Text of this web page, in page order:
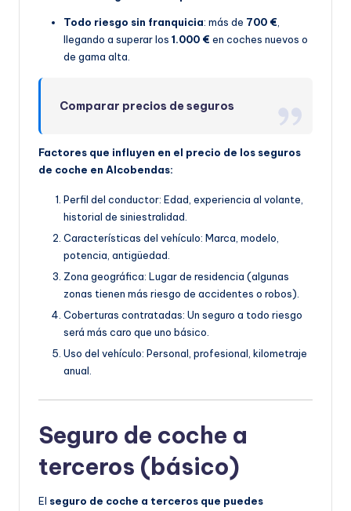
Todo riesgo sin franquicia: más de 700 €
llegando a superar los 1.000 € en coches nuevos o
de gama alta.
Comparar precios de seguros
Factores que influyen en el precio de los seguros
de coche en Alcobendas:
Perfil del conductor: Edad, experiencia al volante,
historial de siniestralidad.
Características del vehículo: Marca, modelo,
potencia, antigüedad.
Zona geográfica: Lugar de residencia (algunas
zonas tienen más riesgo de accidentes o robos).
Coberturas contratadas: Un seguro a todo riesgo
será más caro que uno básico.
Uso del vehículo: Personal, profesional, kilometraje
anual.
Seguro de coche a
terceros (básico)
El seguro de coche a terceros que puedes